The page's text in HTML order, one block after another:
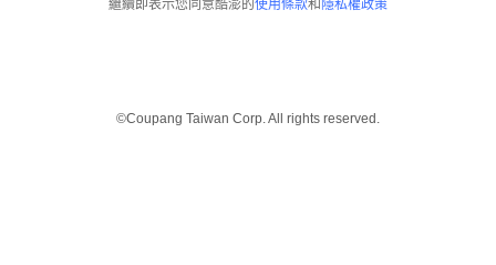
繼續即表示您同意酷澎的使用條款和 隱私權政策
©Coupang Taiwan Corp. All rights reserved.